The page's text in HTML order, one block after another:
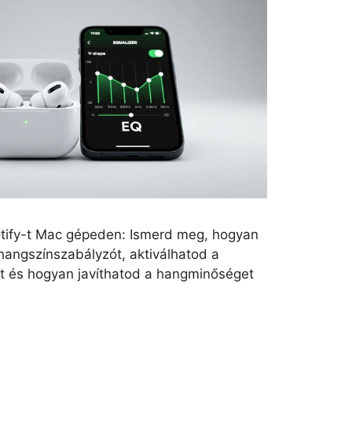
t Mac gépeden: Ismerd meg, hogyan
aktiválhatod a
és hogyan javíthatod a hangminőséget